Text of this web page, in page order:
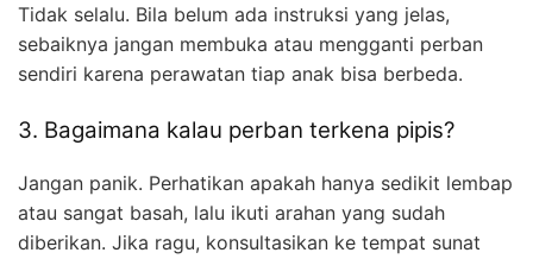
Tidak selalu. Bila belum ada instruksi yang jelas,
sebaiknya jangan membuka atau mengganti perban
sendiri karena perawatan tiap anak bisa berbeda.
3. Bagaimana kalau perban terkena pipis?
Jangan panik. Perhatikan apakah hanya sedikit lembap
atau sangat basah, lalu ikuti arahan yang sudah
diberikan. Jika ragu, konsultasikan ke tempat sunat